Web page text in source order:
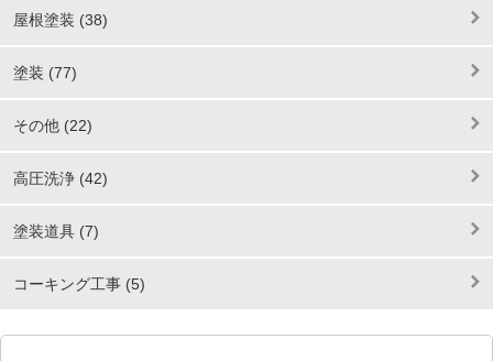
屋根塗装 (38)
塗装 (77)
その他 (22)
高圧洗浄 (42)
塗装道具 (7)
コーキング工事 (5)